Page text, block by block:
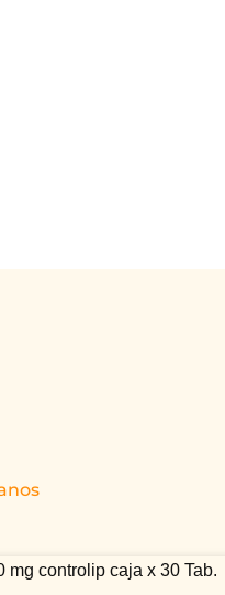
mg controlip caja x 30 Tab.